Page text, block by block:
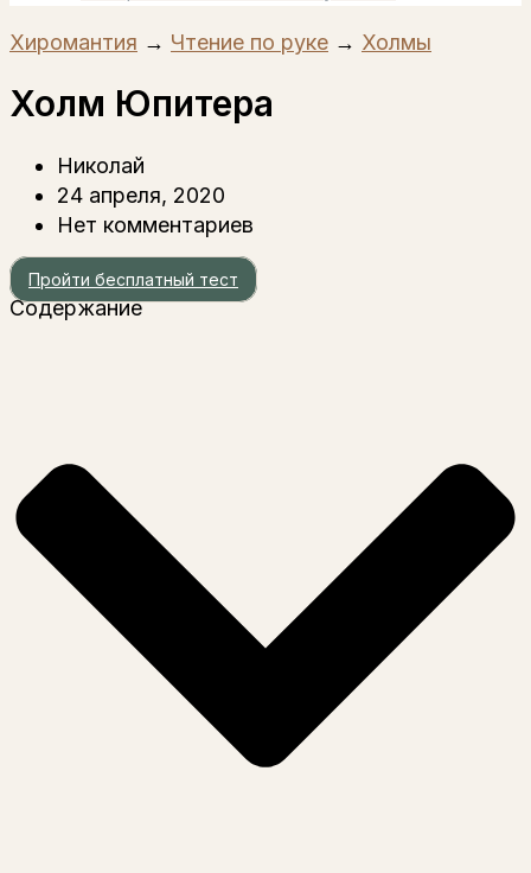
Хиромантия → Чтение по руке → Холмы
Холм Юпитера
Николай
24 апреля, 2020
Нет комментариев
Пройти бесплатный тест
Содержание